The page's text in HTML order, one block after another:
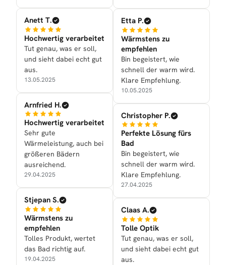
Anett T.
Hochwertig verarbeitet
Tut genau, was er soll,
und sieht dabei echt gut
aus.
13.05.2025
Arnfried H.
Hochwertig verarbeitet
Sehr gute
Wärmeleistung, auch bei
größeren Bädern
ausreichend.
29.04.2025
Stjepan S.
Wärmstens zu
empfehlen
Tolles Produkt, wertet
das Bad richtig auf.
19.04.2025
Etta P.
Wärmstens zu
empfehlen
Bin begeistert, wie
schnell der warm wird.
Klare Empfehlung.
10.05.2025
Christopher P.
Perfekte Lösung fürs
Bad
Bin begeistert, wie
schnell der warm wird.
Klare Empfehlung.
27.04.2025
Claas A.
Tolle Optik
Tut genau, was er soll,
und sieht dabei echt gut
aus.